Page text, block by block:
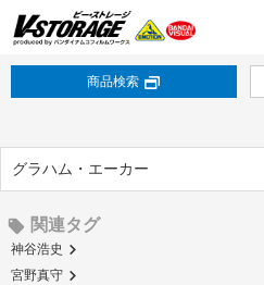
商品検索
グラハム・エーカー
関連タグ
神谷浩史
宮野真守